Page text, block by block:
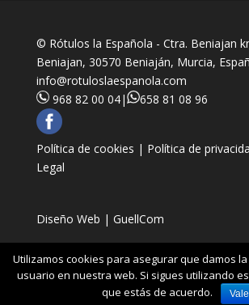
© Rótulos la Española - Ctra. Beniajan
Beniajan, 30570 Beniaján, Murcia,
info@rotuloslaespanola.com
968 82 00 04| 658 81 08 96
Política de cookies | Política de
Legal
Diseño Web | GuellCom
Utilizamos cookies para asegurar que damos
usuario en nuestra web. Si sigues utilizando
que estás de acuerdo.
Vale